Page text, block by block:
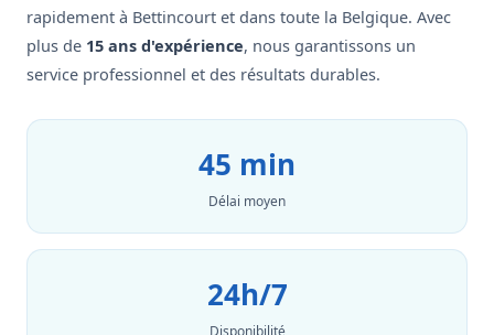
rapidement à Bettincourt et dans toute la Belgique. Avec
plus de 15 ans d'expérience, nous garantissons un
service professionnel et des résultats durables.
45 min
Délai moyen
24h/7
Disponibilité